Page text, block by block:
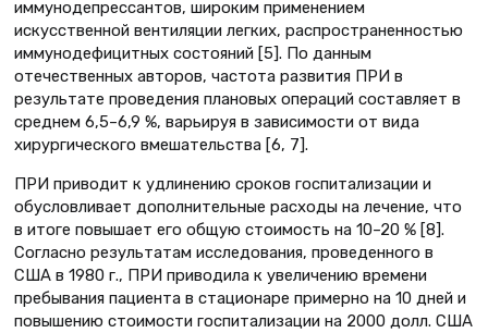
иммунодепрессантов, широким применением
искусственной вентиляции легких, распространенностью
иммунодефицитных состояний [5]. По данным
отечественных авторов, частота развития ПРИ в
результате проведения плановых операций составляет в
среднем 6,5–6,9 %, варьируя в зависимости от вида
хирургического вмешательства [6, 7].
ПРИ приводит к удлинению сроков госпитализации и
обусловливает дополнительные расходы на лечение, что
в итоге повышает его общую стоимость на 10–20 % [8].
Согласно результатам исследования, проведенного в
США в 1980 г., ПРИ приводила к увеличению времени
пребывания пациента в стационаре примерно на 10 дней и
повышению стоимости госпитализации на 2000 долл. США